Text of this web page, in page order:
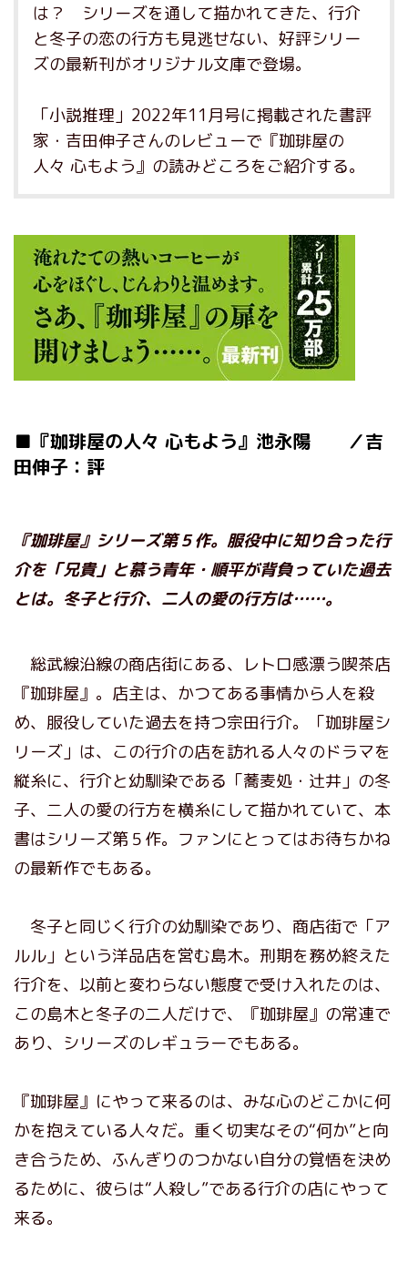
は？ シリーズを通して描かれてきた、行介
と冬子の恋の行方も見逃せない、好評シリー
ズの最新刊がオリジナル文庫で登場。
「小説推理」2022年11月号に掲載された書評
家・吉田伸子さんのレビューで『珈琲屋の
人々 心もよう』の読みどころをご紹介する。
■『珈琲屋の人々 心もよう』池永陽 ／吉
田伸子：評
『珈琲屋』シリーズ第５作。服役中に知り合った行
介を「兄貴」と慕う青年・順平が背負っていた過去
とは。冬子と行介、二人の愛の行方は……。
総武線沿線の商店街にある、レトロ感漂う喫茶店
『珈琲屋』。店主は、かつてある事情から人を殺
め、服役していた過去を持つ宗田行介。「珈琲屋シ
リーズ」は、この行介の店を訪れる人々のドラマを
縦糸に、行介と幼馴染である「蕎麦処・辻井」の冬
子、二人の愛の行方を横糸にして描かれていて、本
書はシリーズ第５作。ファンにとってはお待ちかね
の最新作でもある。
冬子と同じく行介の幼馴染であり、商店街で「ア
ルル」という洋品店を営む島木。刑期を務め終えた
行介を、以前と変わらない態度で受け入れたのは、
この島木と冬子の二人だけで、『珈琲屋』の常連で
あり、シリーズのレギュラーでもある。
『珈琲屋』にやって来るのは、みな心のどこかに何
かを抱えている人々だ。重く切実なその“何か”と向
き合うため、ふんぎりのつかない自分の覚悟を決め
るために、彼らは“人殺し”である行介の店にやって
来る。